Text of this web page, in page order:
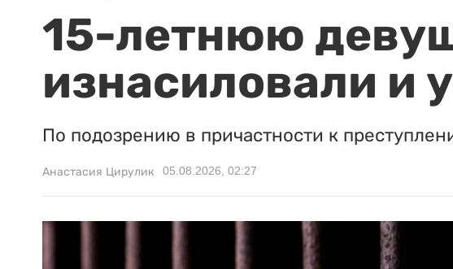
15-летнюю
изнасиловали и
По подозрению в причастности к
Анастасия Цирулик 05.08.2026, 02:27